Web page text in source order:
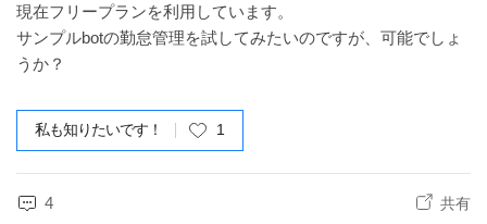
現在フリープランを利用しています。
サンプルbotの勤怠管理を試してみたいのですが、可能でしょ
うか？
私も知りたいです！ 1
4 共有